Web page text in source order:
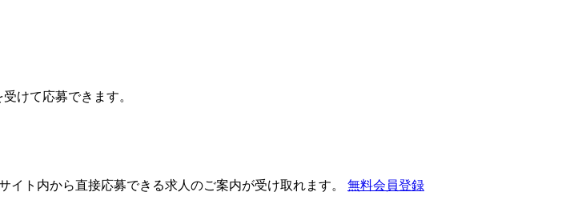
けて応募できます。
ト内から直接応募できる求人のご案内が受け取れます。 無料会員登録